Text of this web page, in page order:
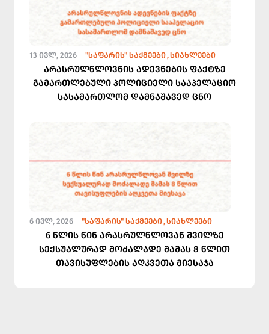
13 ᲘᲕᲚ, 2026 "ᲡᲐᲤᲐᲠᲘᲡ" ᲡᲐᲥᲛᲔᲔᲑᲘ ᲡᲘᲐᲮᲚᲔᲔᲑᲘ
არასრულწლოვნის ადევნების ფაქტზე
გამართლებული პოლიციელი სააპელაციო
სასამართლომ დამნაშავედ ცნო
6 ᲘᲕᲚ, 2026 "ᲡᲐᲤᲐᲠᲘᲡ" ᲡᲐᲥᲛᲔᲔᲑᲘ ᲡᲘᲐᲮᲚᲔᲔᲑᲘ
6 წლის წინ არასრულწლოვან შვილზე
სექსუალურად მოძალადე მამას 8 წლით
თავისუფლების აღკვეთა მიესაჯა